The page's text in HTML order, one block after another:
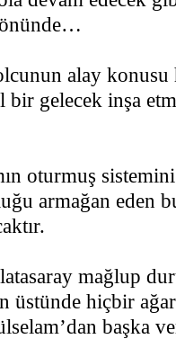
alay konusu
bir gelecek inşa
oturmuş
armağan eden
mağlup
üstünde hiçbir
başka